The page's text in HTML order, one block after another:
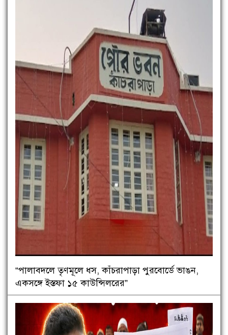
“পালাবদলে তৃণমূলে ধস, কাঁচরাপাড়া পুরবোর্ডে ভাঙন,
একসঙ্গে ইস্তফা ১৫ কাউন্সিলরের”